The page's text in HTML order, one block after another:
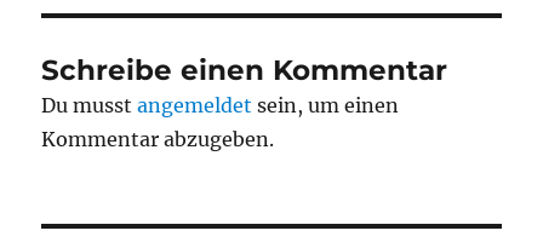
Schreibe einen Kommentar
Du musstangemeldet sein, um einen
Kommentar abzugeben.